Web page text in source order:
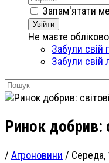
Запам'ятати
Увійти
Не маєте
Забули свій
Забули свій
Ринок добрив:
/ Агроновини / Середа,